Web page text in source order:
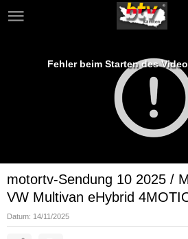
Fehler beim Starten des
motortv-Sendung 10 2025 /
VW Multivan eHybrid
Datum: 14/11/2025